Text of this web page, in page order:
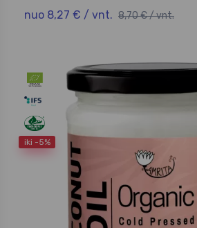
nuo 8,27 € / vnt. 8,70 € / vnt.
iki -5%